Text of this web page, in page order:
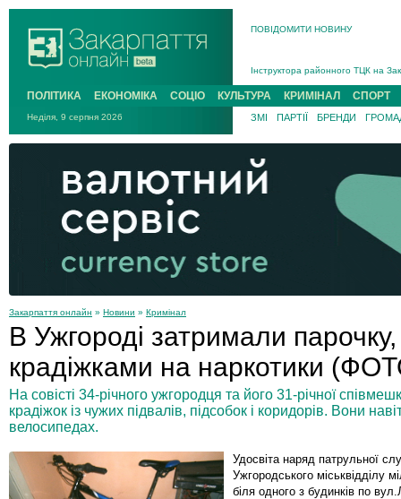
ПОВІДОМИТИ НОВИНУ
Інструктора районного ТЦК на
В Ужгороді попрощаються із
В Ужгороді 5 серпня
Підтвердили загибель
На війні з рф поліг військовий з
На війні загинув 26-річний
ПОЛІТИКА ЕКОНОМІКА СОЦІО КУЛЬТУРА КРИМІНАЛ СПОРТ
Неділя, 9 серпня 2026 ЗМІ ПАРТІЇ БРЕНДИ
Закарпаття онлайн » Новини » Кримінал
В Ужгороді затримали
крадіжками на наркотики
На совісті 34-річного ужгородця та його 31-річної
крадіжок із чужих підвалів, підсобок і коридорів. Вони
велосипедах.
Удосвіта наряд патрульної
Ужгородського міськвідділу
біля одного з будинків по